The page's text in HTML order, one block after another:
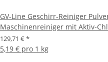
GV-Line Geschirr-Reiniger
Maschinenreiniger mit Aktiv-
129,71 € *
5,19 € pro 1 kg